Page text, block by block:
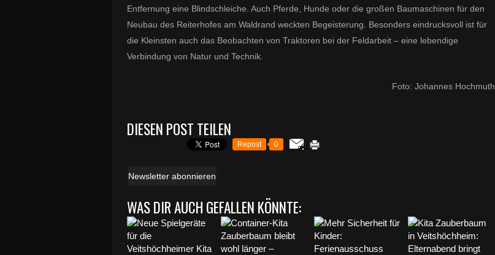
Entfernung eine Blindschleiche. Auch Pferde, Hunde oder die großen Baumaschinen für den
Neubau des Reiterhofes am Waldrand weckten Begeisterung. Besonders eindrucksvoll ist für
die Kleinsten auch das Beobachten von Traktoren bei der Feldarbeit – eine lebendige
Verbindung von Natur und Technik.
Foto: Johannes Hochmuth
DIESEN POST TEILEN
Repost 0
Newsletter abonnieren
WAS DIR AUCH GEFALLEN KÖNNTE: